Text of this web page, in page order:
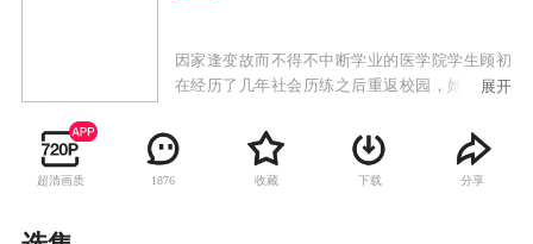
因家逢变故而不得不中断学业的医学院学生顾初
在经历了几年社会历练之后重返校园，她想要完
遇到了身为法医中心主检法医师的陆北辰，而陆
北辰的另一个身份是顾初已逝男友陆北深的双胞
胎哥哥。顾初带着复杂的情绪努力和陆北辰和平
展开
超清画质 1876 收藏 下载 分享